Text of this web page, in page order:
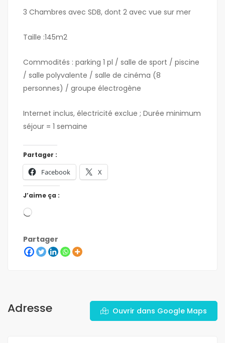
3 Chambres avec SDB, dont 2 avec vue sur mer
Taille :145m2
Commodités : parking 1 pl / salle de sport / piscine
/ salle polyvalente / salle de cinéma (8
personnes) / groupe électrogène
Internet inclus, électricité exclue ; Durée minimum
séjour = 1 semaine
Partager :
Facebook X
J’aime ça :
Partager
Adresse Ouvrir dans Google Maps